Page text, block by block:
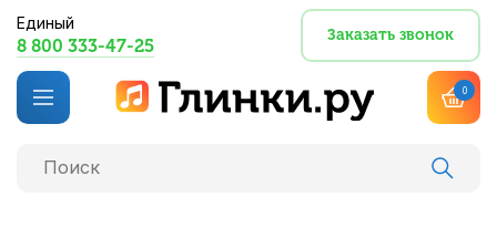
Единый
8 800 333-47-25
Заказать звонок
0